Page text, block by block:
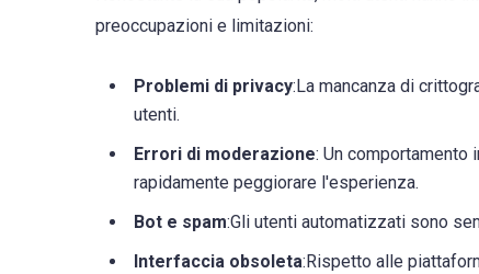
preoccupazioni e limitazioni:
Problemi di privacy:La mancanza di
utenti.
Errori di moderazione: Un comportamento
rapidamente peggiorare l'esperienza.
Bot e spam:Gli utenti automatizzati sono
Interfaccia obsoleta:Rispetto alle